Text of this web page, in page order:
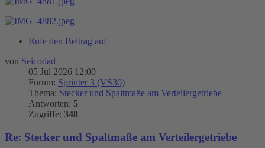
Rufe den Beitrag auf
von Seicodad
05 Jul 2026 12:00
Forum: Sprinter 3 (VS30)
Thema: Stecker und Spaltmaße am Verteilergetriebe
Antworten: 5
Zugriffe: 348
Re: Stecker und Spaltmaße am Verteilergetriebe